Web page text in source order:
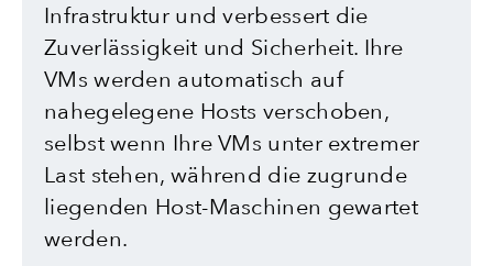
Infrastruktur und verbessert die
Zuverlässigkeit und Sicherheit. Ihre
VMs werden automatisch auf
nahegelegene Hosts verschoben,
selbst wenn Ihre VMs unter extremer
Last stehen, während die zugrunde
liegenden Host-Maschinen gewartet
werden.